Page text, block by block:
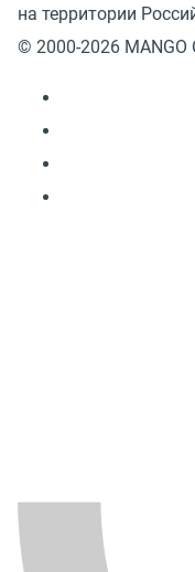
на территории
© 2000-2026 MANGO